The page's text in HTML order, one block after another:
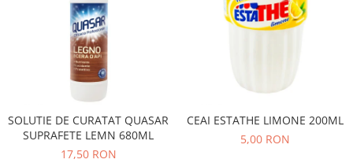
SOLUTIE DE CURATAT QUASAR
SUPRAFETE LEMN 680ML
17,50 RON
CEAI ESTATHE LIMONE 200ML
5,00 RON